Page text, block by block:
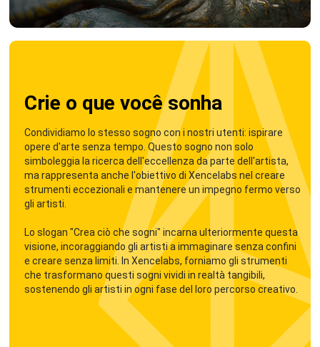
Crie o que você sonha
Condividiamo lo stesso sogno con i nostri utenti: ispirare
opere d'arte senza tempo. Questo sogno non solo
simboleggia la ricerca dell'eccellenza da parte dell'artista,
ma rappresenta anche l'obiettivo di Xencelabs nel creare
strumenti eccezionali e mantenere un impegno fermo verso
gli artisti.
Lo slogan "Crea ciò che sogni" incarna ulteriormente questa
visione, incoraggiando gli artisti a immaginare senza confini
e creare senza limiti. In Xencelabs, forniamo gli strumenti
che trasformano questi sogni vividi in realtà tangibili,
sostenendo gli artisti in ogni fase del loro percorso creativo.